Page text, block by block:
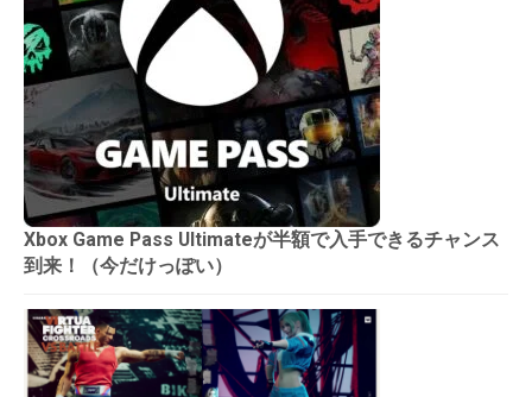
Xbox Game Pass Ultimateが半額で入手できるチャンス
到来！（今だけっぽい）